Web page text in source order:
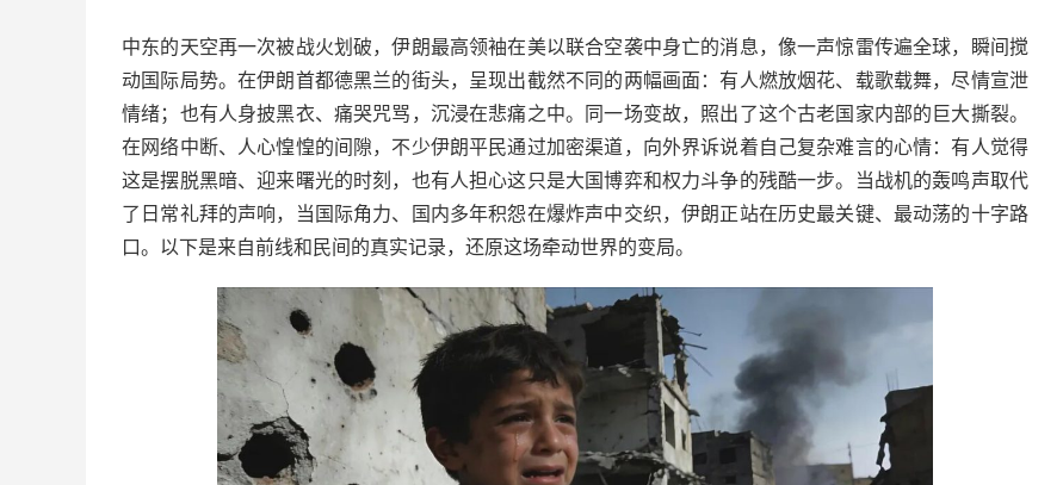
中东的天空再一次被战火划破，伊朗最高领袖在美以联合空袭中身亡的消息，像一声惊雷传遍全球，瞬间搅
动国际局势。在伊朗首都德黑兰的街头，呈现出截然不同的两幅画面：有人燃放烟花、载歌载舞，尽情宣泄
情绪；也有人身披黑衣、痛哭咒骂，沉浸在悲痛之中。同一场变故，照出了这个古老国家内部的巨大撕裂。
在网络中断、人心惶惶的间隙，不少伊朗平民通过加密渠道，向外界诉说着自己复杂难言的心情：有人觉得
这是摆脱黑暗、迎来曙光的时刻，也有人担心这只是大国博弈和权力斗争的残酷一步。当战机的轰鸣声取代
了日常礼拜的声响，当国际角力、国内多年积怨在爆炸声中交织，伊朗正站在历史最关键、最动荡的十字路
口。以下是来自前线和民间的真实记录，还原这场牵动世界的变局。